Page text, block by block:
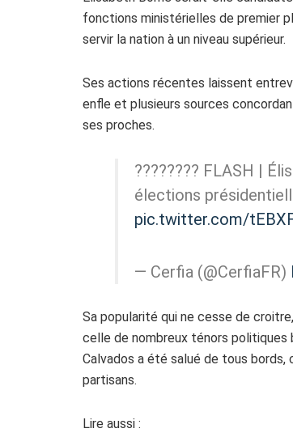
fonctions ministérielles de premier
servir la nation à un niveau supérieur.
Ses actions récentes laissent
enfle et plusieurs sources
ses proches.
???????? FLASH |
élections
pic.twitter.com/
— Cerfia (@CerfiaFR)
Sa popularité qui ne cesse de
celle de nombreux ténors politiques
Calvados a été salué de tous
partisans.
Lire aussi :